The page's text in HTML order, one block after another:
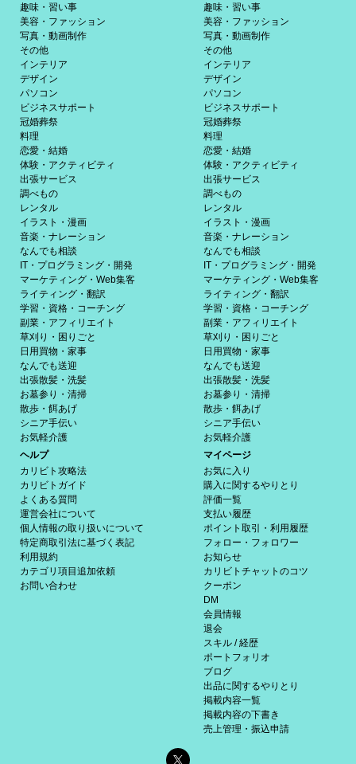
趣味・習い事
美容・ファッション
写真・動画制作
その他
インテリア
デザイン
パソコン
ビジネスサポート
冠婚葬祭
料理
恋愛・結婚
体験・アクティビティ
出張サービス
調べもの
レンタル
イラスト・漫画
音楽・ナレーション
なんでも相談
IT・プログラミング・開発
マーケティング・Web集客
ライティング・翻訳
学習・資格・コーチング
副業・アフィリエイト
草刈り・困りごと
日用買物・家事
なんでも送迎
出張散髪・洗髪
お墓参り・清掃
散歩・餌あげ
シニア手伝い
お気軽介護
趣味・習い事
美容・ファッション
写真・動画制作
その他
インテリア
デザイン
パソコン
ビジネスサポート
冠婚葬祭
料理
恋愛・結婚
体験・アクティビティ
出張サービス
調べもの
レンタル
イラスト・漫画
音楽・ナレーション
なんでも相談
IT・プログラミング・開発
マーケティング・Web集客
ライティング・翻訳
学習・資格・コーチング
副業・アフィリエイト
草刈り・困りごと
日用買物・家事
なんでも送迎
出張散髪・洗髪
お墓参り・清掃
散歩・餌あげ
シニア手伝い
お気軽介護
ヘルプ
カリビト攻略法
カリビトガイド
よくある質問
運営会社について
個人情報の取り扱いについて
特定商取引法に基づく表記
利用規約
カテゴリ項目追加依頼
お問い合わせ
マイページ
お気に入り
購入に関するやりとり
評価一覧
支払い履歴
ポイント取引・利用履歴
フォロー・フォロワー
お知らせ
カリビトチャットのコツ
クーポン
DM
会員情報
退会
スキル / 経歴
ポートフォリオ
ブログ
出品に関するやりとり
掲載内容一覧
掲載内容の下書き
売上管理・振込申請